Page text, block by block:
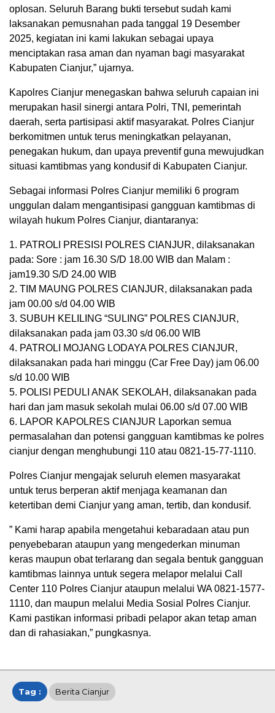
oplosan. Seluruh Barang bukti tersebut sudah kami
laksanakan pemusnahan pada tanggal 19 Desember
2025, kegiatan ini kami lakukan sebagai upaya
menciptakan rasa aman dan nyaman bagi masyarakat
Kabupaten Cianjur,” ujarnya.
Kapolres Cianjur menegaskan bahwa seluruh capaian ini
merupakan hasil sinergi antara Polri, TNI, pemerintah
daerah, serta partisipasi aktif masyarakat. Polres Cianjur
berkomitmen untuk terus meningkatkan pelayanan,
penegakan hukum, dan upaya preventif guna mewujudkan
situasi kamtibmas yang kondusif di Kabupaten Cianjur.
Sebagai informasi Polres Cianjur memiliki 6 program
unggulan dalam mengantisipasi gangguan kamtibmas di
wilayah hukum Polres Cianjur, diantaranya:
1. PATROLI PRESISI POLRES CIANJUR, dilaksanakan
pada: Sore : jam 16.30 S/D 18.00 WIB dan Malam :
jam19.30 S/D 24.00 WIB
2. TIM MAUNG POLRES CIANJUR, dilaksanakan pada
jam 00.00 s/d 04.00 WIB
3. SUBUH KELILING “SULING” POLRES CIANJUR,
dilaksanakan pada jam 03.30 s/d 06.00 WIB
4. PATROLI MOJANG LODAYA POLRES CIANJUR,
dilaksanakan pada hari minggu (Car Free Day) jam 06.00
s/d 10.00 WIB
5. POLISI PEDULI ANAK SEKOLAH, dilaksanakan pada
hari dan jam masuk sekolah mulai 06.00 s/d 07.00 WIB
6. LAPOR KAPOLRES CIANJUR Laporkan semua
permasalahan dan potensi gangguan kamtibmas ke polres
cianjur dengan menghubungi 110 atau 0821-15-77-1110.
Polres Cianjur mengajak seluruh elemen masyarakat
untuk terus berperan aktif menjaga keamanan dan
ketertiban demi Cianjur yang aman, tertib, dan kondusif.
” Kami harap apabila mengetahui kebaradaan atau pun
penyebebaran ataupun yang mengederkan minuman
keras maupun obat terlarang dan segala bentuk gangguan
kamtibmas lainnya untuk segera melapor melalui Call
Center 110 Polres Cianjur ataupun melalui WA 0821-1577-
1110, dan maupun melalui Media Sosial Polres Cianjur.
Kami pastikan informasi pribadi pelapor akan tetap aman
dan di rahasiakan,” pungkasnya.
Tag : Berita Cianjur